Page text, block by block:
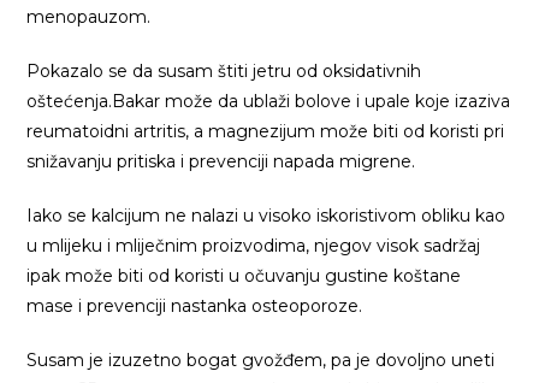
menopauzom.
Pokazalo se da susam štiti jetru od oksidativnih
oštećenja.Bakar može da ublaži bolove i upale koje izaziva
reumatoidni artritis, a magnezijum može biti od koristi pri
snižavanju pritiska i prevenciji napada migrene.
Iako se kalcijum ne nalazi u visoko iskoristivom obliku kao
u mlijeku i mliječnim proizvodima, njegov visok sadržaj
ipak može biti od koristi u očuvanju gustine koštane
mase i prevenciji nastanka osteoporoze.
Susam je izuzetno bogat gvožđem, pa je dovoljno uneti